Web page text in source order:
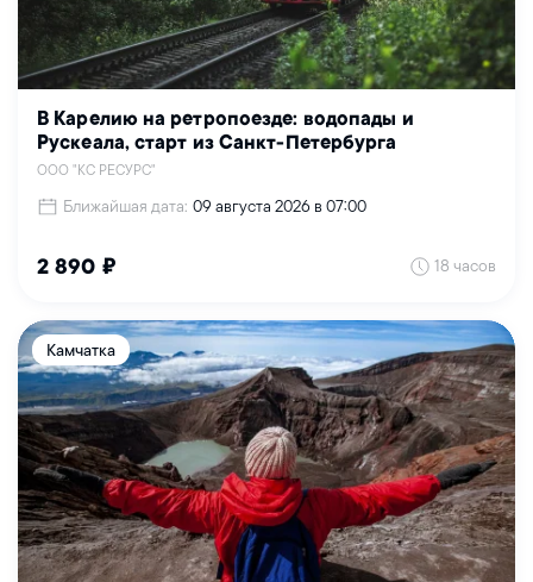
В Карелию на ретропоезде: водопады и
Рускеала, старт из Санкт-Петербурга
ООО "КС РЕСУРС"
Ближайшая дата: 09 августа 2026 в 07:00
2 890 ₽ 18 часов
Камчатка